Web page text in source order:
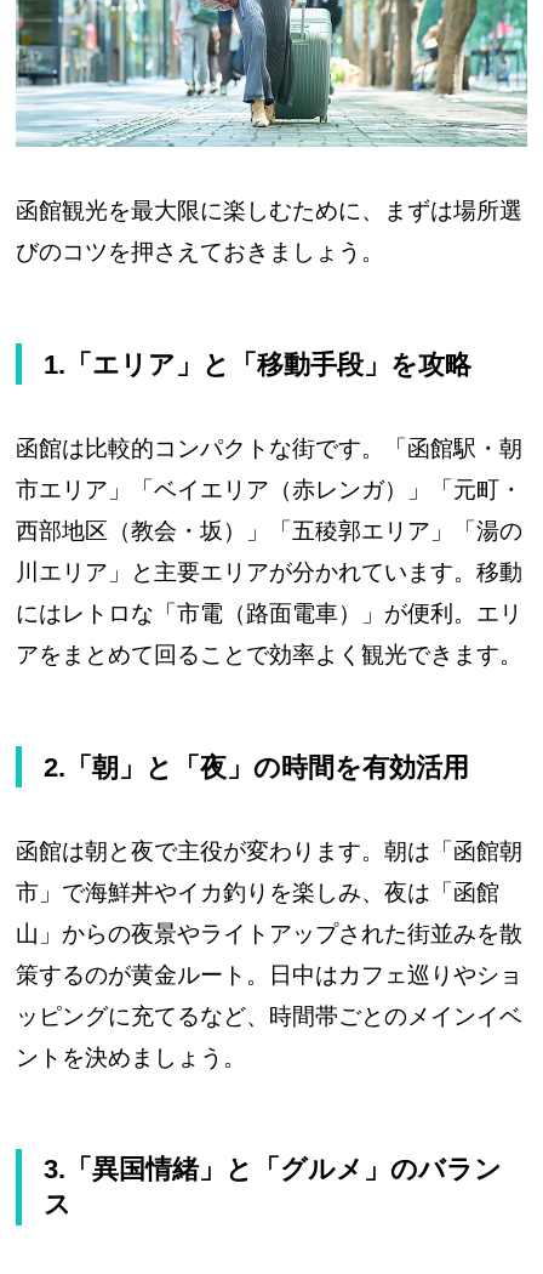
函館観光を最大限に楽しむために、まずは場所選
びのコツを押さえておきましょう。
1.「エリア」と「移動手段」を攻略
函館は比較的コンパクトな街です。「函館駅・朝
市エリア」「ベイエリア（赤レンガ）」「元町・
西部地区（教会・坂）」「五稜郭エリア」「湯の
川エリア」と主要エリアが分かれています。移動
にはレトロな「市電（路面電車）」が便利。エリ
アをまとめて回ることで効率よく観光できます。
2.「朝」と「夜」の時間を有効活用
函館は朝と夜で主役が変わります。朝は「函館朝
市」で海鮮丼やイカ釣りを楽しみ、夜は「函館
山」からの夜景やライトアップされた街並みを散
策するのが黄金ルート。日中はカフェ巡りやショ
ッピングに充てるなど、時間帯ごとのメインイベ
ントを決めましょう。
3.「異国情緒」と「グルメ」のバラン
ス